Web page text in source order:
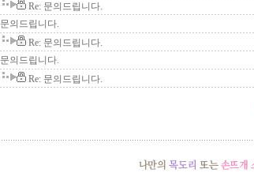
Re: 문의드립니다.
문의드립니다.
Re: 문의드립니다.
문의드립니다.
Re: 문의드립니다.